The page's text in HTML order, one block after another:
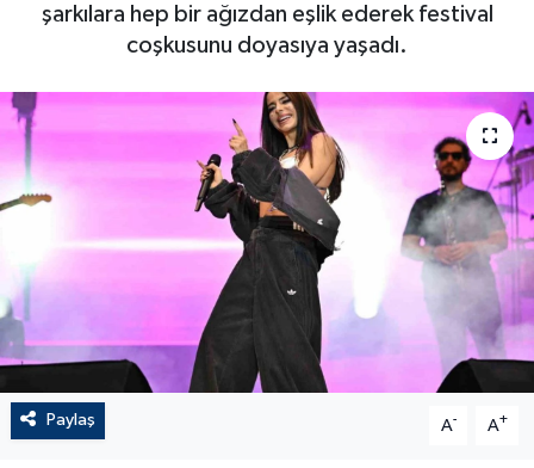
şarkılara hep bir ağızdan eşlik ederek festival
coşkusunu doyasıya yaşadı.
Paylaş A- A+